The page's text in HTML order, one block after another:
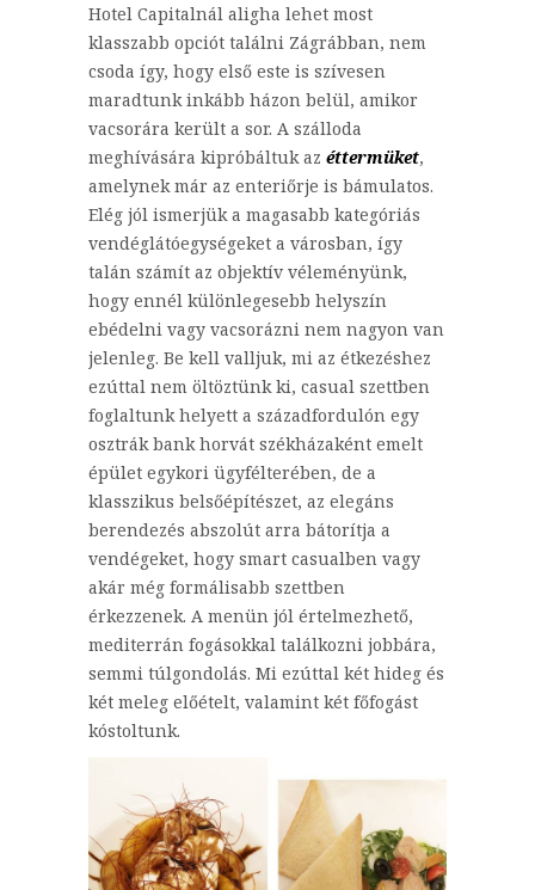
Hotel Capitalnál aligha lehet most
klasszabb opciót találni Zágrábban, nem
csoda így, hogy első este is szívesen
maradtunk inkább házon belül, amikor
vacsorára került a sor. A szálloda
meghívására kipróbáltuk az éttermüket,
amelynek már az enteriőrje is bámulatos.
Elég jól ismerjük a magasabb kategóriás
vendéglátóegységeket a városban, így
talán számít az objektív véleményünk,
hogy ennél különlegesebb helyszín
ebédelni vagy vacsorázni nem nagyon van
jelenleg. Be kell valljuk, mi az étkezéshez
ezúttal nem öltöztünk ki, casual szettben
foglaltunk helyett a századfordulón egy
osztrák bank horvát székházaként emelt
épület egykori ügyfélterében, de a
klasszikus belsőépítészet, az elegáns
berendezés abszolút arra bátorítja a
vendégeket, hogy smart casualben vagy
akár még formálisabb szettben
érkezzenek. A menün jól értelmezhető,
mediterrán fogásokkal találkozni jobbára,
semmi túlgondolás. Mi ezúttal két hideg és
két meleg előételt, valamint két főfogást
kóstoltunk.